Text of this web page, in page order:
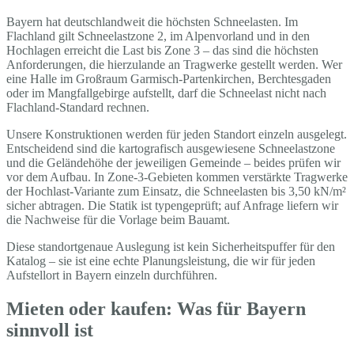
Bayern hat deutschlandweit die höchsten Schneelasten. Im
Flachland gilt Schneelastzone 2, im Alpenvorland und in den
Hochlagen erreicht die Last bis Zone 3 – das sind die höchsten
Anforderungen, die hierzulande an Tragwerke gestellt werden. Wer
eine Halle im Großraum Garmisch-Partenkirchen, Berchtesgaden
oder im Mangfallgebirge aufstellt, darf die Schneelast nicht nach
Flachland-Standard rechnen.
Unsere Konstruktionen werden für jeden Standort einzeln ausgelegt.
Entscheidend sind die kartografisch ausgewiesene Schneelastzone
und die Geländehöhe der jeweiligen Gemeinde – beides prüfen wir
vor dem Aufbau. In Zone-3-Gebieten kommen verstärkte Tragwerke
der Hochlast-Variante zum Einsatz, die Schneelasten bis 3,50 kN/m²
sicher abtragen. Die Statik ist typengeprüft; auf Anfrage liefern wir
die Nachweise für die Vorlage beim Bauamt.
Diese standortgenaue Auslegung ist kein Sicherheitspuffer für den
Katalog – sie ist eine echte Planungsleistung, die wir für jeden
Aufstellort in Bayern einzeln durchführen.
Mieten oder kaufen: Was für Bayern
sinnvoll ist